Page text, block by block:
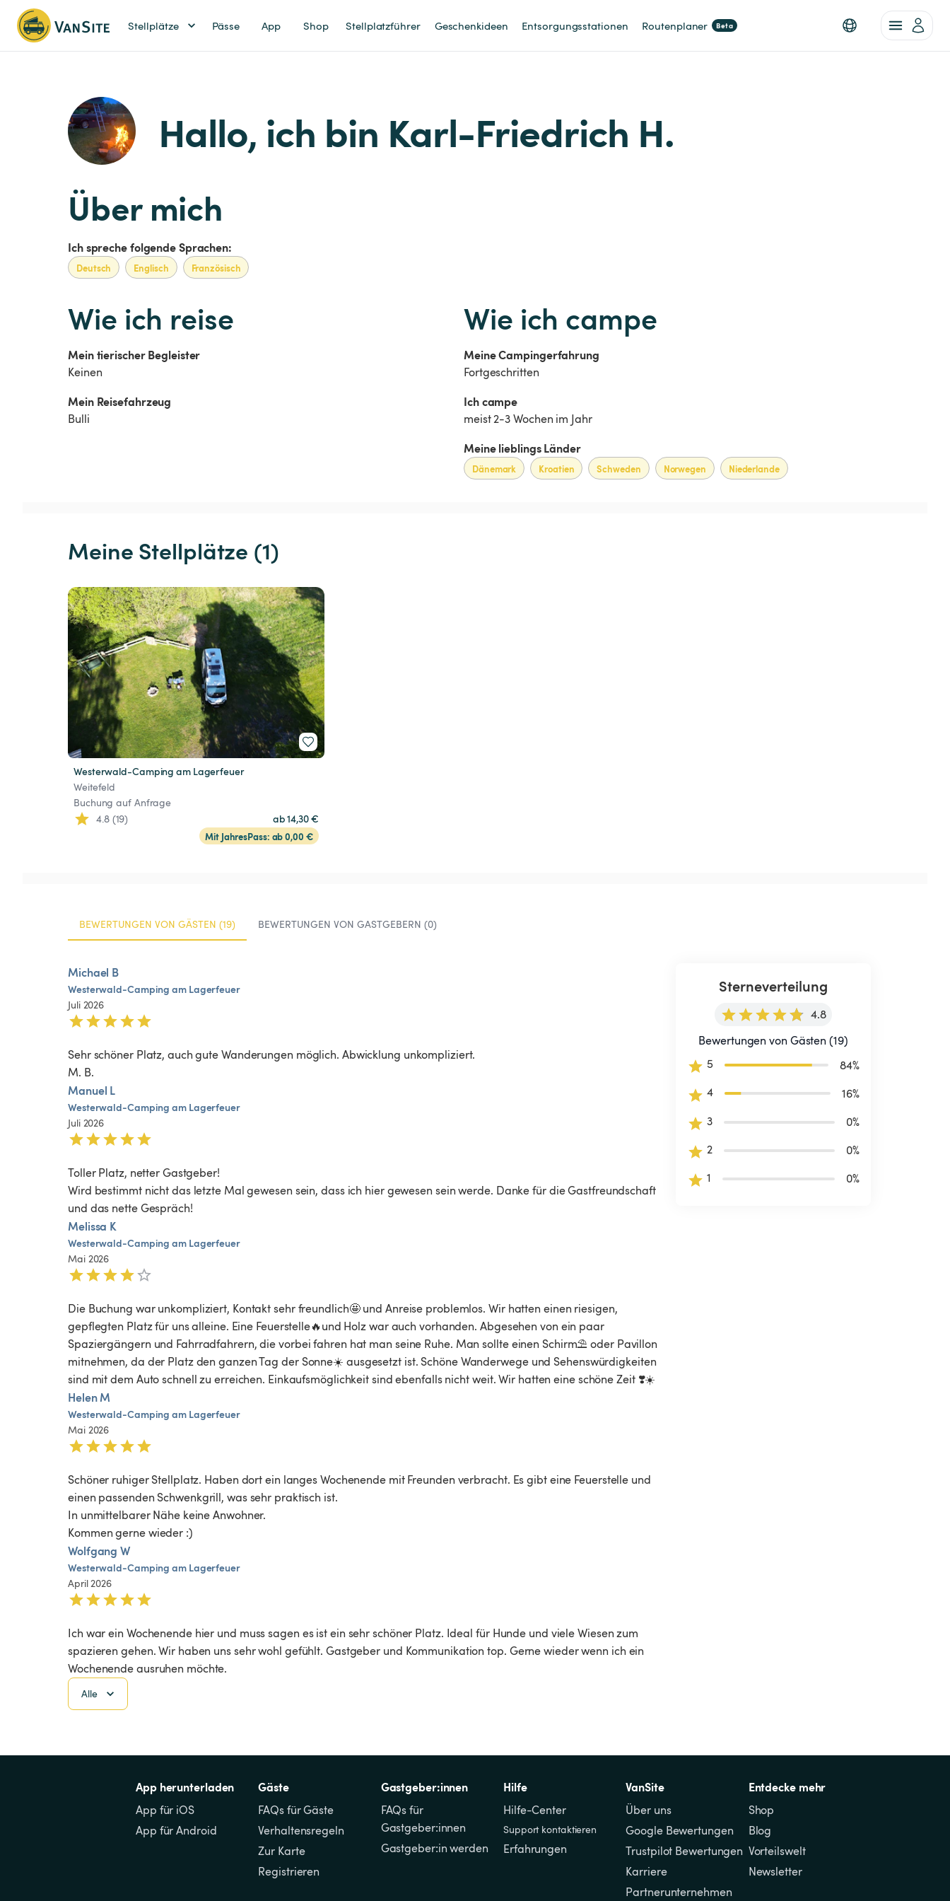
Stellplätze Pässe App Shop Stellplatzführer Geschenkideen Entsorgungsstationen Routenplaner Beta
Hallo, ich bin Karl-Friedrich H.
Über mich
Ich spreche folgende Sprachen:
Deutsch Englisch Französisch
Wie ich reise
Mein tierischer Begleister
Keinen
Mein Reisefahrzeug
Bulli
Wie ich campe
Meine Campingerfahrung
Fortgeschritten
Ich campe
meist 2-3 Wochen im Jahr
Meine lieblings Länder
Dänemark Kroatien Schweden Norwegen Niederlande
Meine Stellplätze (1)
Westerwald-Camping am Lagerfeuer
Weitefeld
Buchung auf Anfrage
4.8 (19)
ab 14,30 €
Mit JahresPass: ab 0,00 €
BEWERTUNGEN VON GÄSTEN (19) BEWERTUNGEN VON GASTGEBERN (0)
Michael B
Westerwald-Camping am Lagerfeuer
Juli 2026
Sehr schöner Platz, auch gute Wanderungen möglich. Abwicklung unkompliziert.
M. B.
Manuel L
Westerwald-Camping am Lagerfeuer
Juli 2026
Toller Platz, netter Gastgeber!
Wird bestimmt nicht das letzte Mal gewesen sein, dass ich hier gewesen sein werde. Danke für die Gastfreundschaft
und das nette Gespräch!
Melissa K
Westerwald-Camping am Lagerfeuer
Mai 2026
Die Buchung war unkompliziert, Kontakt sehr freundlich🤩 und Anreise problemlos. Wir hatten einen riesigen,
gepflegten Platz für uns alleine. Eine Feuerstelle🔥und Holz war auch vorhanden. Abgesehen von ein paar
Spaziergängern und Fahrradfahrern, die vorbei fahren hat man seine Ruhe. Man sollte einen Schirm⛱️ oder Pavillon
mitnehmen, da der Platz den ganzen Tag der Sonne☀️ ausgesetzt ist. Schöne Wanderwege und Sehenswürdigkeiten
sind mit dem Auto schnell zu erreichen. Einkaufsmöglichkeit sind ebenfalls nicht weit. Wir hatten eine schöne Zeit ❣️☀️
Helen M
Westerwald-Camping am Lagerfeuer
Mai 2026
Schöner ruhiger Stellplatz. Haben dort ein langes Wochenende mit Freunden verbracht. Es gibt eine Feuerstelle und
einen passenden Schwenkgrill, was sehr praktisch ist.
In unmittelbarer Nähe keine Anwohner.
Kommen gerne wieder :)
Wolfgang W
Westerwald-Camping am Lagerfeuer
April 2026
Ich war ein Wochenende hier und muss sagen es ist ein sehr schöner Platz. Ideal für Hunde und viele Wiesen zum
spazieren gehen. Wir haben uns sehr wohl gefühlt. Gastgeber und Kommunikation top. Gerne wieder wenn ich ein
Wochenende ausruhen möchte.
Sterneverteilung
4.8
Bewertungen von Gästen (19)
5
84%
4
16%
3
0%
2
0%
1
0%
Alle
App herunterladen
App für iOS
App für Android
Gäste
FAQs für Gäste
Verhaltensregeln
Zur Karte
Registrieren
Gastgeber:innen
FAQs für
Gastgeber:innen
Gastgeber:in werden
Hilfe
Hilfe-Center
Support kontaktieren
Erfahrungen
VanSite
Über uns
Google Bewertungen
Trustpilot Bewertungen
Karriere
Partnerunternehmen
Entdecke mehr
Shop
Blog
Vorteilswelt
Newsletter